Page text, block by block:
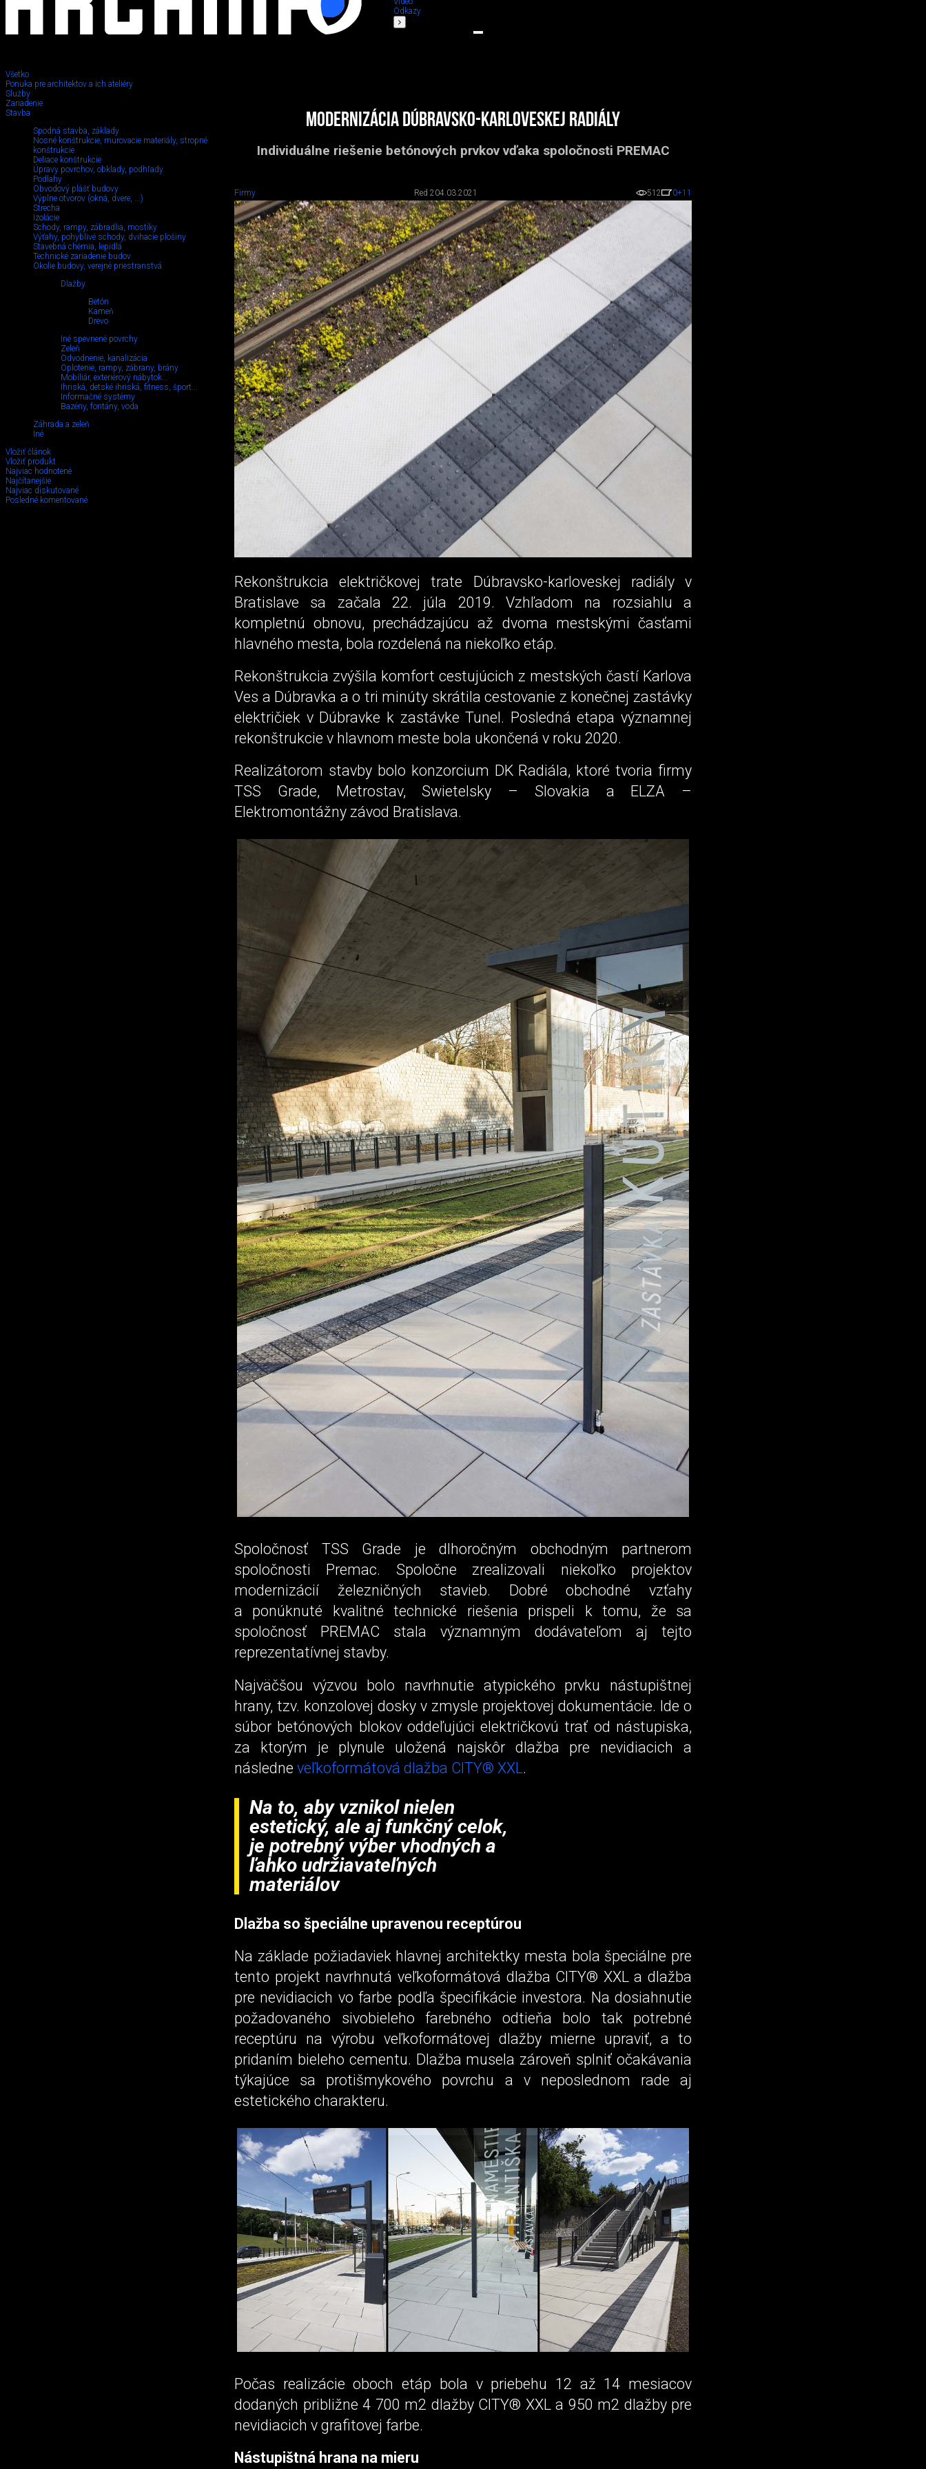
Odkazy
Všetko
Ponuka pre architektov a ich ateliéry
Služby
Zariadenie
Stavba
Spodná stavba, základy
Nosné konštrukcie, murovacie materiály, stropné
konštrukcie
Deliace konštrukcie
Úpravy povrchov, obklady, podhľady
Podlahy
Obvodový plášť budovy
Výplne otvorov (okná, dvere, ...)
Strecha
Izolácie
Schody, rampy, zábradlia, mostíky
Výťahy, pohyblivé schody, dvihacie plošiny
Stavebná chémia, lepidlá
Technické zariadenie budov
Okolie budovy, verejné priestranstvá
Dlažby
Betón
Kameň
Drevo
Iné spevnené povrchy
Zeleň
Odvodnenie, kanalizácia
Oplotenie, rampy, zábrany, brány
Mobiliár, exteriérový nábytok...
Ihriská, detské ihriská, fitness, šport...
Informačné systémy
Bazény, fontány, voda
Záhrada a zeleň
Iné
Vložiť článok
Vložiť produkt
Najviac hodnotené
Najčítanejšie
Najviac diskutované
Posledné komentované
Modernizácia Dúbravsko-karloveskej radiály
Individuálne riešenie betónových prvkov vďaka spoločnosti PREMAC
Firmy Red 204.03.2021 512 0+11
Rekonštrukcia električkovej trate Dúbravsko-karloveskej radiály v
Bratislave sa začala 22. júla 2019. Vzhľadom na rozsiahlu a
kompletnú obnovu, prechádzajúcu až dvoma mestskými časťami
hlavného mesta, bola rozdelená na niekoľko etáp.
Rekonštrukcia zvýšila komfort cestujúcich z mestských častí Karlova
Ves a Dúbravka a o tri minúty skrátila cestovanie z konečnej zastávky
električiek v Dúbravke k zastávke Tunel. Posledná etapa významnej
rekonštrukcie v hlavnom meste bola ukončená v roku 2020.
Realizátorom stavby bolo konzorcium DK Radiála, ktoré tvoria firmy
TSS Grade, Metrostav, Swietelsky – Slovakia a ELZA –
Elektromontážny závod Bratislava.
Spoločnosť TSS Grade je dlhoročným obchodným partnerom
spoločnosti Premac. Spoločne zrealizovali niekoľko projektov
modernizácií železničných stavieb. Dobré obchodné vzťahy
a ponúknuté kvalitné technické riešenia prispeli k tomu, že sa
spoločnosť PREMAC stala významným dodávateľom aj tejto
reprezentatívnej stavby.
Najväčšou výzvou bolo navrhnutie atypického prvku nástupištnej
hrany, tzv. konzolovej dosky v zmysle projektovej dokumentácie. Ide o
súbor betónových blokov oddeľujúci električkovú trať od nástupiska,
za ktorým je plynule uložená najskôr dlažba pre nevidiacich a
následne veľkoformátová dlažba CITY® XXL.
Na to, aby vznikol nielen
estetický, ale aj funkčný celok,
je potrebný výber vhodných a
ľahko udržiavateľných
materiálov
Dlažba so špeciálne upravenou receptúrou
Na základe požiadaviek hlavnej architektky mesta bola špeciálne pre
tento projekt navrhnutá veľkoformátová dlažba CITY® XXL a dlažba
pre nevidiacich vo farbe podľa špecifikácie investora. Na dosiahnutie
požadovaného sivobieleho farebného odtieňa bolo tak potrebné
receptúru na výrobu veľkoformátovej dlažby mierne upraviť, a to
pridaním bieleho cementu. Dlažba musela zároveň splniť očakávania
týkajúce sa protišmykového povrchu a v neposlednom rade aj
estetického charakteru.
Počas realizácie oboch etáp bola v priebehu 12 až 14 mesiacov
dodaných približne 4 700 m2 dlažby CITY® XXL a 950 m2 dlažby pre
nevidiacich v grafitovej farbe.
Nástupištná hrana na mieru